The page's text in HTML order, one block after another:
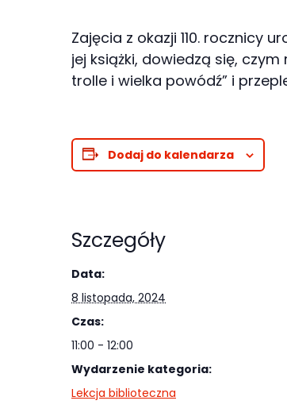
Zajęcia z okazji 110. rocznicy
jej książki, dowiedzą się,
trolle i wielka powódź” i
Dodaj do kalendarza
Szczegóły
Data:
8 listopada, 2024
Czas:
11:00 - 12:00
Wydarzenie kategoria:
Lekcja biblioteczna
Te pliki cookie
opcjonalne. Są
funkcjonowania
Abyśmy mogli
poprawić
funkcjonalność
i strukturę
internetowej,